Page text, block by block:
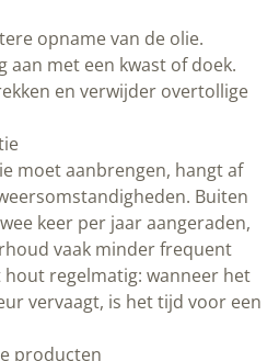
opname van de olie.
aan met een kwast of doek.
en verwijder overtollige
moet aanbrengen, hangt af
Buiten
keer per jaar aangeraden,
vaak minder frequent
regelmatig: wanneer het
vervaagt, is het tijd voor een
producten